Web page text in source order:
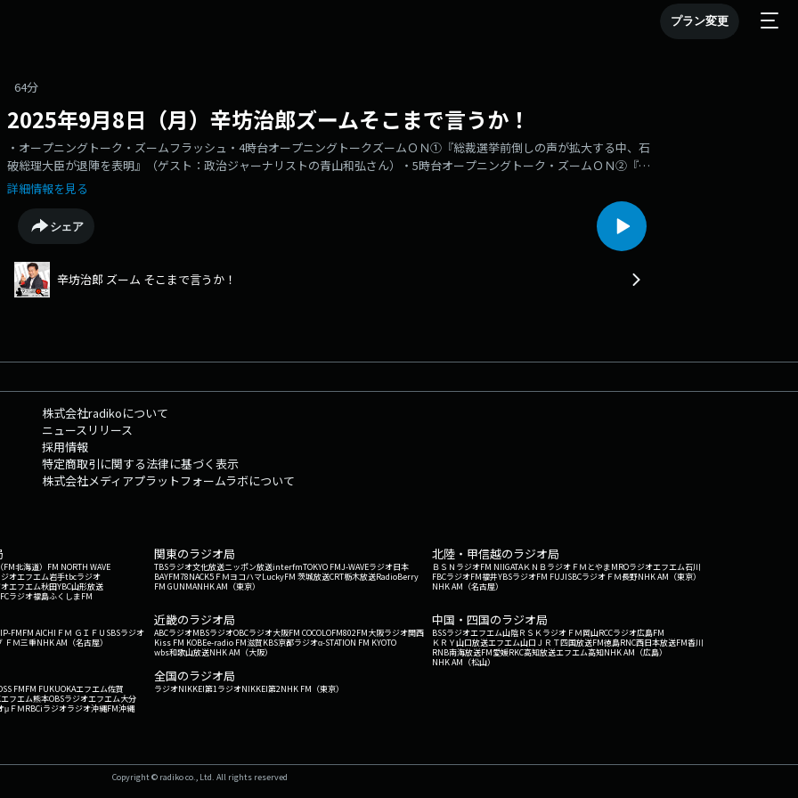
プラン変更
64分
2025年9月8日（月）辛坊治郎ズームそこまで言うか！
・オープニングトーク・ズームフラッシュ・4時台オープニングトークズームＯＮ①『総裁選挙前倒しの声が拡大する中、石
破総理大臣が退陣を表明』（ゲスト：政治ジャーナリストの青山和弘さん）・5時台オープニングトーク・ズームＯＮ②『ア
メリカのトランプ大統領が自動車関税を引き下げる大統領令に署名』・エンディング出演者：辛坊治郎、内田雄基、青山和弘
詳細情報を見る
シェア
辛坊治郎 ズーム そこまで言うか！
株式会社radikoについて
ニュースリリース
採用情報
特定商取引に関する法律に基づく表示
株式会社メディアプラットフォームラボについて
北海道） FM NORTH WAVE
オエフエム岩手tbcラジオ
エフエム秋田YBC山形放送
ラジオ福島ふくしまFM
関東のラジオ局
TBSラジオ文化放送ニッポン放送interfmTOKYO FMJ-WAVEラジオ日本
BAYFM78NACK5 ＦＭヨコハマLuckyFM 茨城放送CRT栃木放送RadioBerry
FM GUNMANHK AM（東京）
北陸・甲信越のラジオ局
ＢＳＮラジオFM NIIGATAＫＮＢラジオ ＦＭとやまMROラジオエフエム石川
FBCラジオFM福井YBSラジオFM FUJISBCラジオ ＦＭ長野NHK AM（東京）
NHK AM（名古屋）
FMFM AICHI ＦＭ ＧＩＦＵ SBSラジオ
ＦＭ三重NHK AM（名古屋）
近畿のラジオ局
ABCラジオMBSラジオOBCラジオ大阪FM COCOLOFM802FM大阪ラジオ関西
Kiss FM KOBEe-radio FM滋賀KBS京都ラジオα-STATION FM KYOTO
wbs和歌山放送NHK AM（大阪）
中国・四国のラジオ局
BSSラジオエフエム山陰ＲＳＫラジオ ＦＭ岡山RCCラジオ広島FM
ＫＲＹ山口放送エフエム山口 ＪＲＴ四国放送FM徳島RNC西日本放送FM香川
RNB南海放送FM愛媛RKC高知放送エフエム高知NHK AM（広島）
NHK AM（松山）
FMFM FUKUOKAエフエム佐賀
フエム熊本OBSラジオエフエム大分
μＦＭRBCiラジオラジオ沖縄FM沖縄
全国のラジオ局
ラジオNIKKEI第1ラジオNIKKEI第2NHK FM（東京）
Copyright © radiko co., Ltd. All rights reserved